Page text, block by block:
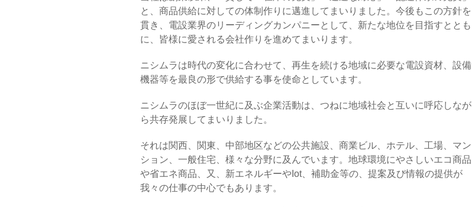
と、商品供給に対しての体制作りに邁進してまいりました。今後もこの方針を
貫き、電設業界のリーディングカンパニーとして、新たな地位を目指すととも
に、皆様に愛される会社作りを進めてまいります。
ニシムラは時代の変化に合わせて、再生を続ける地域に必要な電設資材、設備
機器等を最良の形で供給する事を使命としています。
ニシムラのほぼ一世紀に及ぶ企業活動は、つねに地域社会と互いに呼応しなが
ら共存発展してまいりました。
それは関西、関東、中部地区などの公共施設、商業ビル、ホテル、工場、マン
ション、一般住宅、様々な分野に及んでいます。地球環境にやさしいエコ商品
や省エネ商品、又、新エネルギーやIot、補助金等の、提案及び情報の提供が
我々の仕事の中心でもあります。